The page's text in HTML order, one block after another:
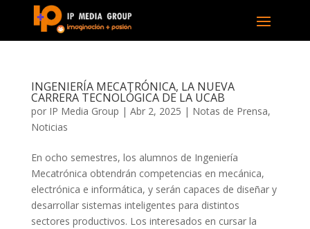
INGENIERÍA MECATRÓNICA, LA NUEVA
CARRERA TECNOLÓGICA DE LA UCAB
por IP Media Group | Abr 2, 2025 | Notas de Prensa,
Noticias
En ocho semestres, los alumnos de Ingeniería
Mecatrónica obtendrán competencias en mecánica,
electrónica e informática, y serán capaces de diseñar y
desarrollar sistemas inteligentes para distintos
sectores productivos. Los interesados en cursar la